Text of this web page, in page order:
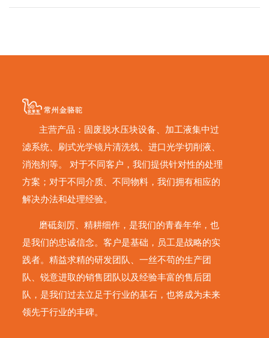
主营产品：固废脱水压块设备、加工液集中过
滤系统、刷式光学镜片清洗线、进口光学切削液、
消泡剂等。 对于不同客户，我们提供针对性的处理
方案；对于不同介质、不同物料，我们拥有相应的
解决办法和处理经验。
磨砥刻厉、精耕细作，是我们的青春年华，也
是我们的忠诚信念。客户是基础，员工是战略的实
践者。精益求精的研发团队、一丝不苟的生产团
队、锐意进取的销售团队以及经验丰富的售后团
队，是我们过去立足于行业的基石，也将成为未来
领先于行业的丰碑。